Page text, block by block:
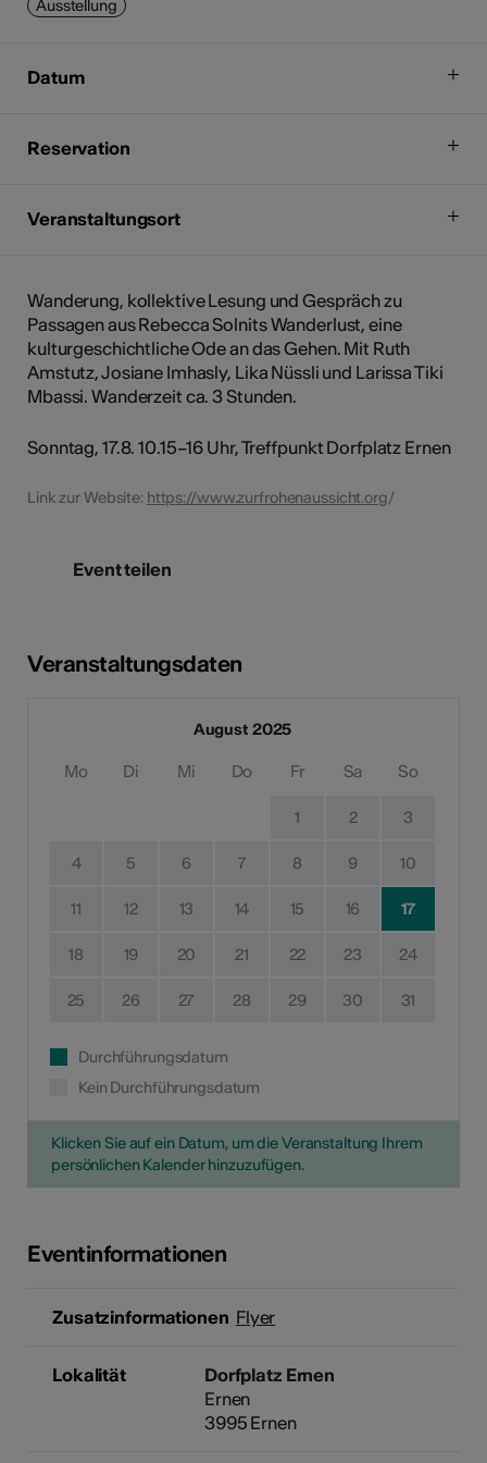
Ausstellung
Datum
Reservation
Veranstaltungsort
Wanderung, kollektive Lesung und Gespräch zu
Passagen aus Rebecca Solnits Wanderlust, eine
kulturgeschichtliche Ode an das Gehen. Mit Ruth
Amstutz, Josiane Imhasly, Lika Nüssli und Larissa Tiki
Mbassi. Wanderzeit ca. 3 Stunden.
Sonntag, 17.8. 10.15–16 Uhr, Treffpunkt Dorfplatz Ernen
Link zur Website: https://www.zurfrohenaussicht.org/
Event teilen
Veranstaltungsdaten
August 2025
Mo Di Mi Do Fr Sa So
1 2 3
4 5 6 7 8 9 10
11 12 13 14 15 16 17
18 19 20 21 22 23 24
25 26 27 28 29 30 31
Durchführungsdatum
Kein Durchführungsdatum
Klicken Sie auf ein Datum, um die Veranstaltung Ihrem
persönlichen Kalender hinzuzufügen.
Eventinformationen
Zusatzinformationen Flyer
Lokalität
Dorfplatz Ernen
Ernen
3995 Ernen